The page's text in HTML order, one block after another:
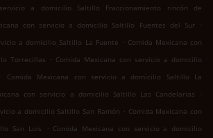
a domicilio Saltillo Fraccionamiento rincón de
con servicio a domicilio Saltillo Fuentes del Sur
.
a domicilio Saltillo La Fuente . Comida Mexicana con
Torrecillas
. Comida Mexicana con servicio a domicilio
.
Comida Mexicana con servicio a domicilio Saltillo La
con servicio a domicilio Saltillo Las Candelarias
.
a domicilio Saltillo San Ramón . Comida Mexicana con
San Luis
. Comida Mexicana con servicio a domicilio